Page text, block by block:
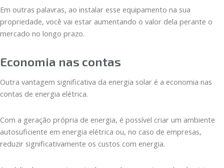
Em outras palavras, ao instalar esse equipamento na sua
propriedade, você vai estar aumentando o valor dela perante o
mercado no longo prazo.
Economia nas contas
Outra vantagem significativa da energia solar é a economia nas
contas de energia elétrica.
Com a geração própria de energia, é possível criar um ambiente
autosuficiente em energia elétrica ou, no caso de empresas,
reduzir significativamente os custos com energia.